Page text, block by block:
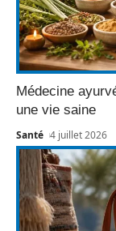
Médecine
une vie saine
Santé 4 juillet 2026